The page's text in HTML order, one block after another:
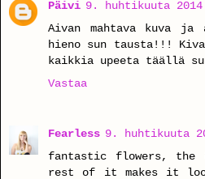
Päivi 9. huhtikuuta
Aivan mahtava kuva
hieno sun tausta!!!
kaikkia upeeta täällä
Vastaa
Fearless 9. huhtikuuta
fantastic flowers, the
rest of it makes it